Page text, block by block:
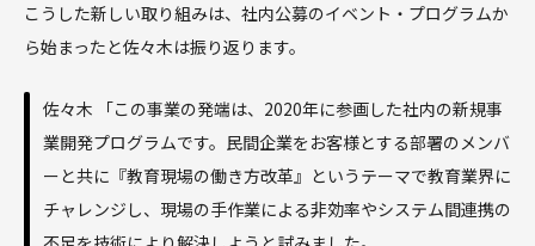
こうした新しい取り組みは、社内公募のイベント・プログラムか
ら始まったと佐々木は振り返ります。
佐々木 「この事業の発端は、2020年に参画した社内の新規事
業開発プログラムです。民間企業をお客様とする部署のメンバ
ーと共に『教育現場の働き方改革』というテーマで教育業界に
チャレンジし、現場の手作業による非効率やシステム間連携の